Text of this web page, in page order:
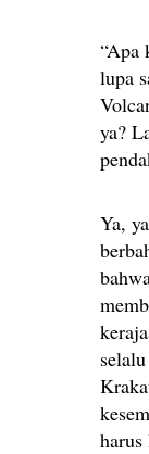
“Apa
lupa
ya?
Ya,
harus